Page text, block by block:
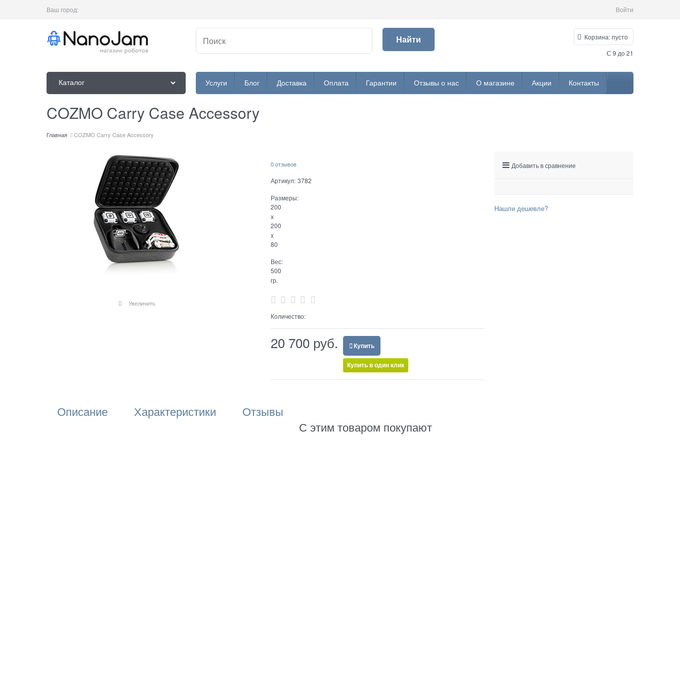
Ваш город: Войти
Найти Корзина:пусто
С 9 до 21
Каталог Услуги Блог Доставка Оплата Гарантии Отзывы о нас О магазине Акции Контакты
COZMO Carry Case Accessory
Главная COZMO Carry Case Accessory
Увеличить
0 отзывов
Артикул: 3782
Размеры:
200
x
200
x
80
Вес:
500
гр.
Количество:
20 700 руб. Купить
Купить в один клик
Описание Характеристики
Отзывы
С этим товаром покупают
Добавить в сравнение
Нашли дешевле?